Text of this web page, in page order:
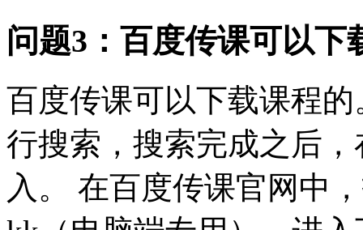
问题3：百度传课可以下
百度传课可以下载课程
行搜索，搜索完成之后
入。 在百度传课官网中